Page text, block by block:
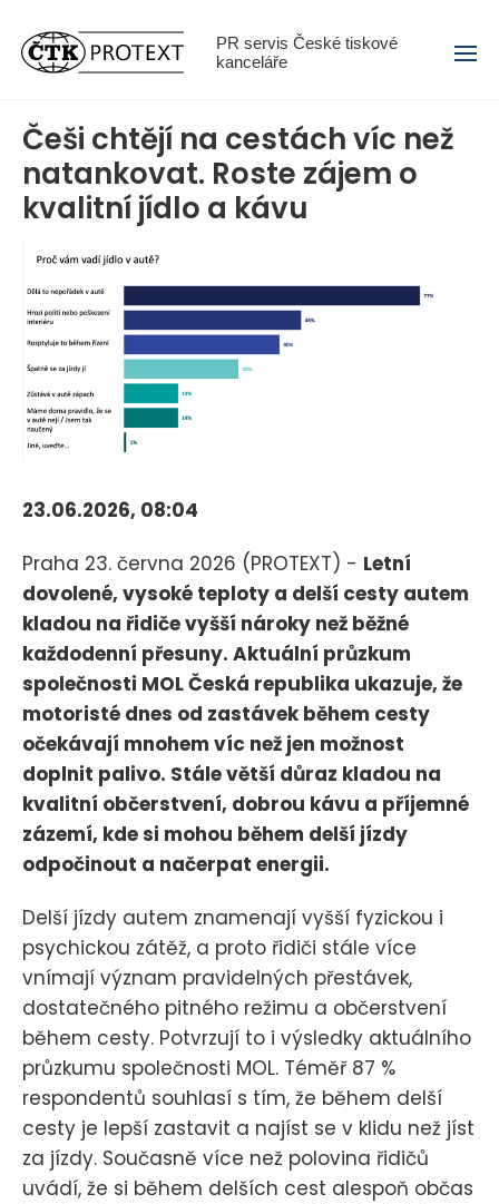
PR servis České tiskové
kanceláře
Menu
Češi chtějí na cestách víc než
natankovat. Roste zájem o
kvalitní jídlo a kávu
23.06.2026, 08:04
Praha 23. června 2026 (PROTEXT) - Letní
dovolené, vysoké teploty a delší cesty autem
kladou na řidiče vyšší nároky než běžné
každodenní přesuny. Aktuální průzkum
společnosti MOL Česká republika ukazuje, že
motoristé dnes od zastávek během cesty
očekávají mnohem víc než jen možnost
doplnit palivo. Stále větší důraz kladou na
kvalitní občerstvení, dobrou kávu a příjemné
zázemí, kde si mohou během delší jízdy
odpočinout a načerpat energii.
Delší jízdy autem znamenají vyšší fyzickou i
psychickou zátěž, a proto řidiči stále více
vnímají význam pravidelných přestávek,
dostatečného pitného režimu a občerstvení
během cesty. Potvrzují to i výsledky aktuálního
průzkumu společnosti MOL. Téměř 87 %
respondentů souhlasí s tím, že během delší
cesty je lepší zastavit a najíst se v klidu než jíst
za jízdy. Současně více než polovina řidičů
uvádí, že si během delších cest alespoň občas